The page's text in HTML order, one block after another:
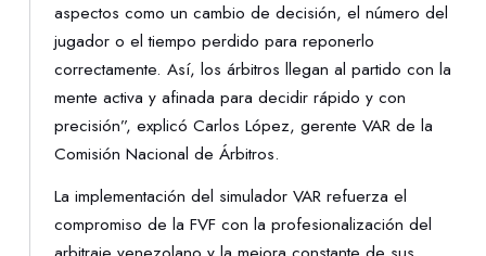
aspectos como un cambio de decisión, el número del
jugador o el tiempo perdido para reponerlo
correctamente. Así, los árbitros llegan al partido con la
mente activa y afinada para decidir rápido y con
precisión”, explicó Carlos López, gerente VAR de la
Comisión Nacional de Árbitros.
La implementación del simulador VAR refuerza el
compromiso de la FVF con la profesionalización del